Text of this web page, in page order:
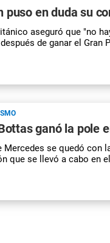
puso en duda su
aseguró que "no
de ganar el
ganó la pole
Mercedes se quedó con
que se llevó a cabo en